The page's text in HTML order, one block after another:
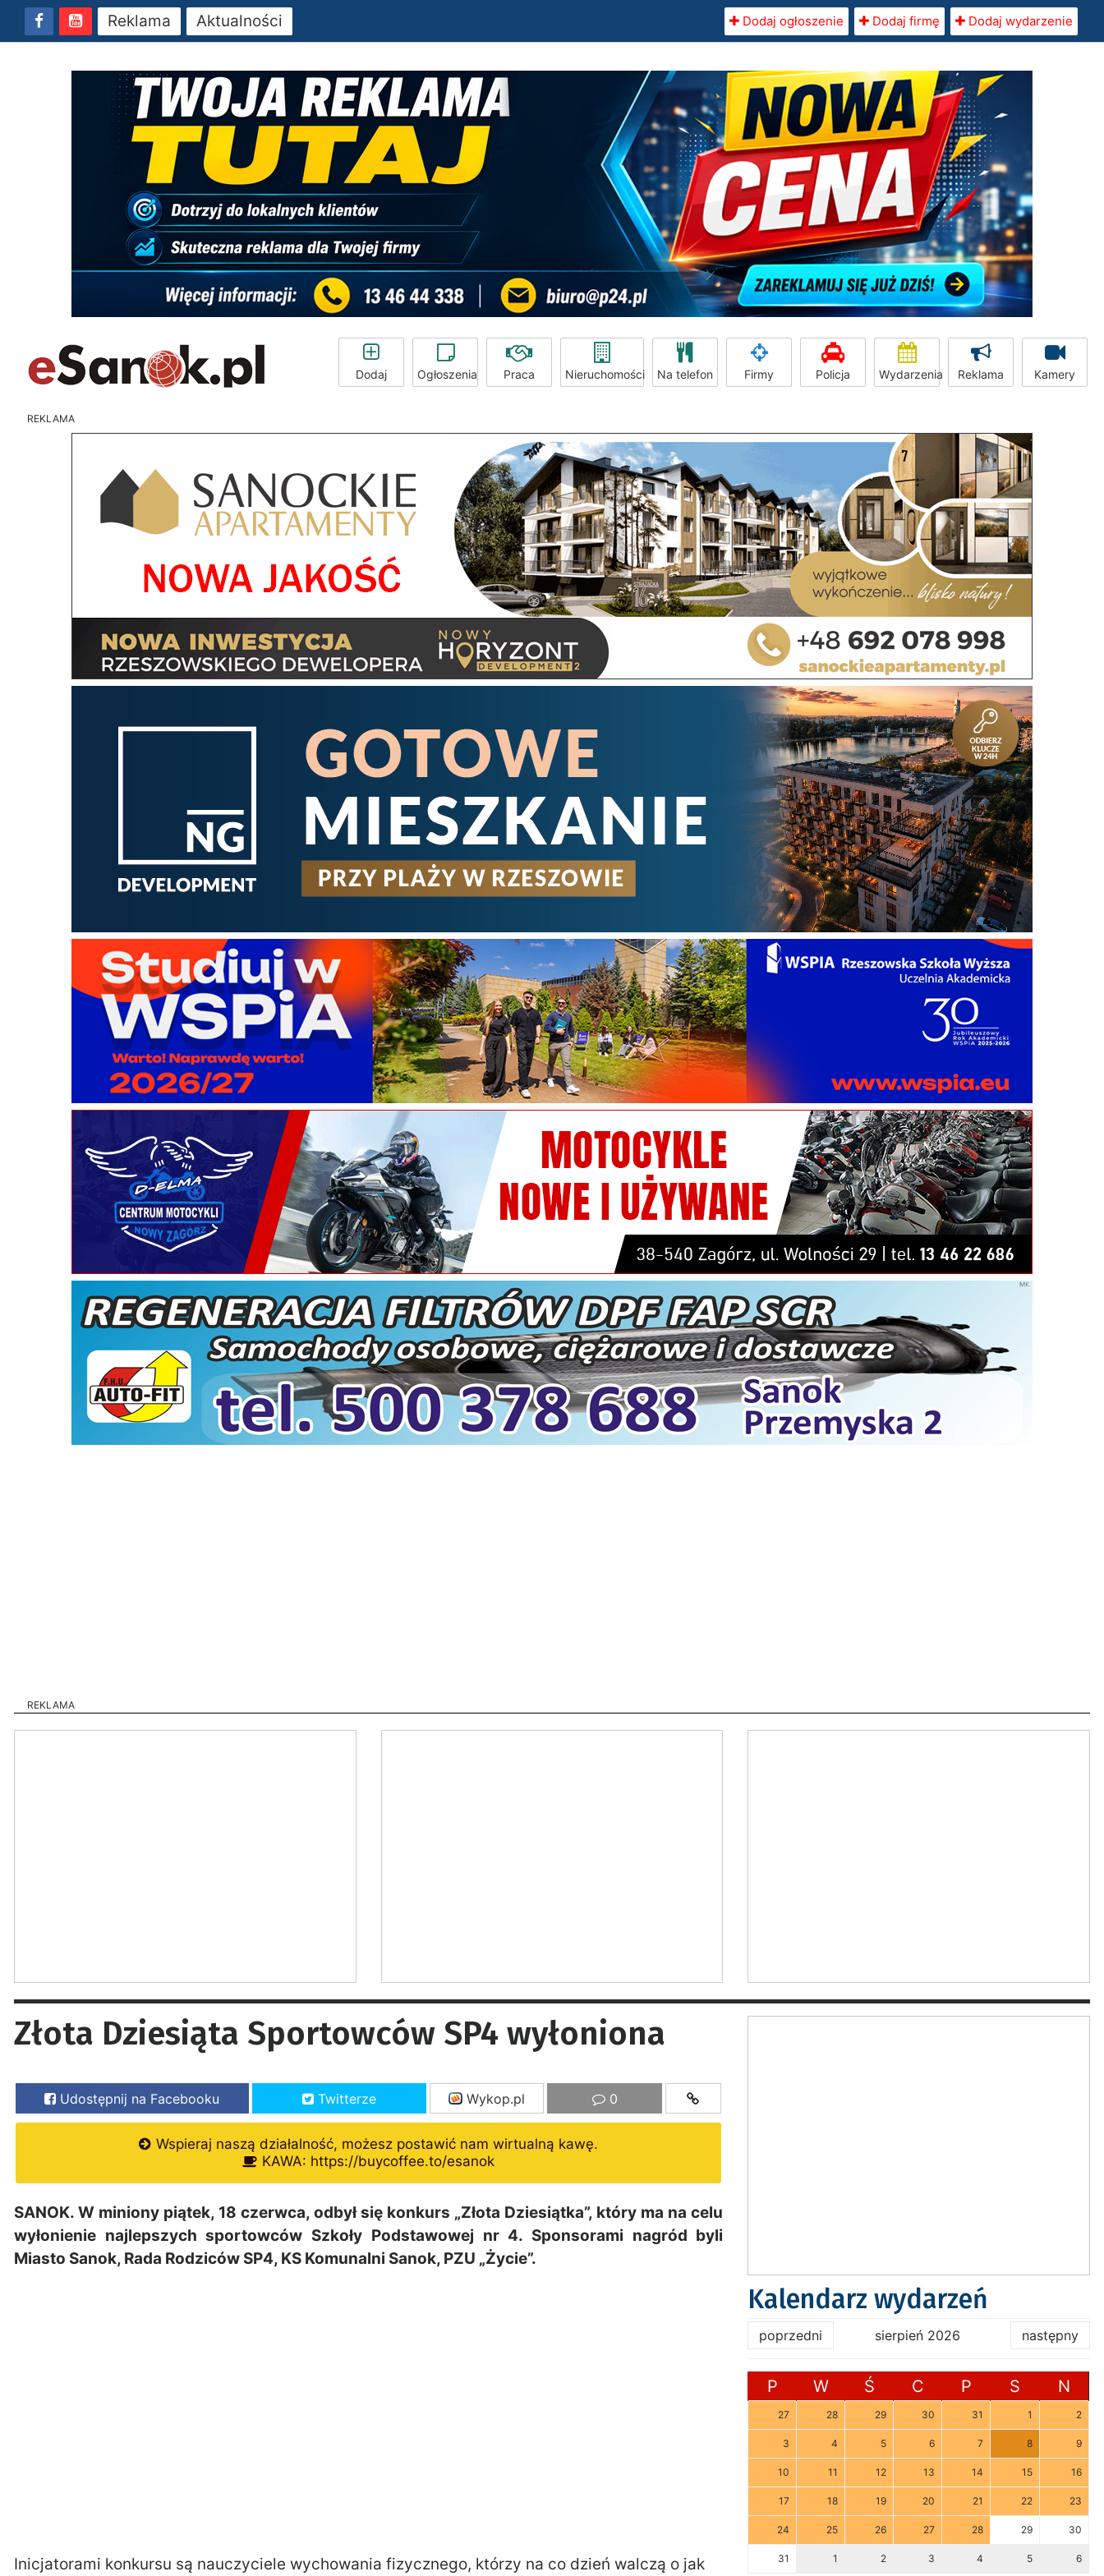
Reklama Aktualności Dodaj ogłoszenie Dodaj firmę Dodaj wydarzenie
Dodaj Ogłoszenia Praca Nieruchomości Na telefon Firmy Policja Wydarzenia Reklama Kamery
REKLAMA
REKLAMA
Złota Dziesiąta Sportowców SP4 wyłoniona
Udostępnij na Facebooku Twitterze Wykop.pl 0
Wspieraj naszą działalność, możesz postawić nam wirtualną kawę.
KAWA: https://buycoffee.to/esanok
SANOK. W miniony piątek, 18 czerwca, odbył się konkurs „Złota Dziesiątka”, który ma na celu
wyłonienie najlepszych sportowców Szkoły Podstawowej nr 4. Sponsorami nagród byli
Miasto Sanok, Rada Rodziców SP4, KS Komunalni Sanok, PZU „Życie”.
Inicjatorami konkursu są nauczyciele wychowania fizycznego, którzy na co dzień walczą o jak
Kalendarz wydarzeń
poprzedni sierpień 2026 następny
P W Ś C P S N
27 28 29 30 31 1 2
3 4 5 6 7 8 9
10 11 12 13 14 15 16
17 18 19 20 21 22 23
24 25 26 27 28 29 30
31 1 2 3 4 5 6